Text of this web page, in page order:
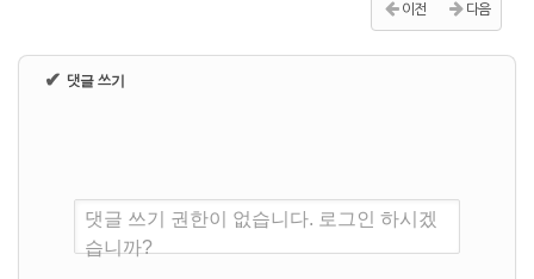
이전 다음
✔ 댓글 쓰기
댓글 쓰기 권한이 없습니다. 로그인 하시겠
습니까?